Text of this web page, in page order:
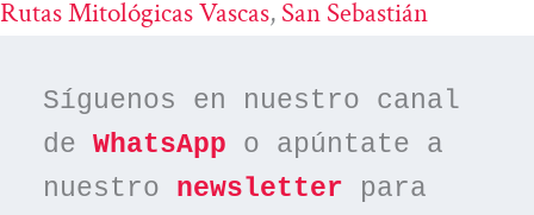
Rutas Mitológicas Vascas, San Sebastián
Síguenos en nuestro canal
de WhatsApp o apúntate a
nuestro newsletter para